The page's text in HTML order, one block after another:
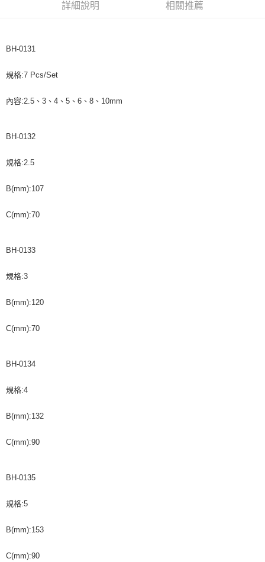
7-11取貨付款
每筆NT$60，滿NT$599(含以上)免運費
詳細說明 相關推薦
BH-0131
規格:7 Pcs/Set
內容:2.5、3、4、5、6、8、10mm
BH-0132
規格:2.5
B(mm):107
C(mm):70
BH-0133
規格:3
B(mm):120
C(mm):70
BH-0134
規格:4
B(mm):132
C(mm):90
BH-0135
規格:5
B(mm):153
C(mm):90